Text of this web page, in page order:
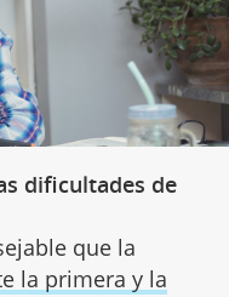
dificultades de
que la
la primera y la